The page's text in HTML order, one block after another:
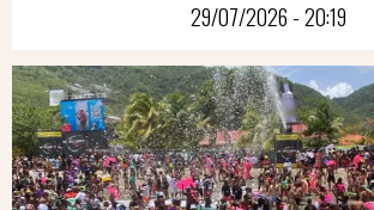
29/07/2026 - 20:19